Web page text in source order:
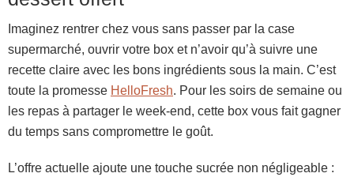
Imaginez rentrer chez vous sans passer par la case
supermarché, ouvrir votre box et n’avoir qu’à suivre une
recette claire avec les bons ingrédients sous la main. C’est
toute la promesse HelloFresh. Pour les soirs de semaine ou
les repas à partager le week-end, cette box vous fait gagner
du temps sans compromettre le goût.
L’offre actuelle ajoute une touche sucrée non négligeable :